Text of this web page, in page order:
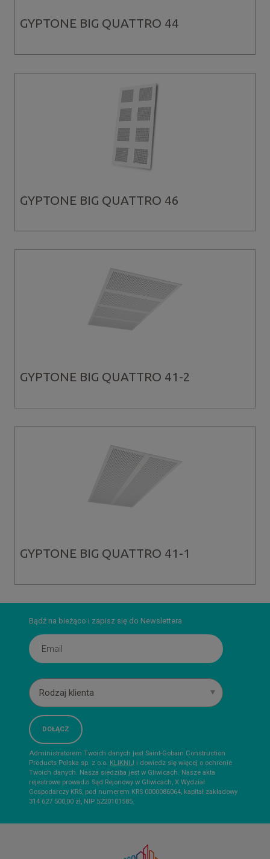
GYPTONE BIG QUATTRO 44
GYPTONE BIG QUATTRO 46
GYPTONE BIG QUATTRO 41-2
GYPTONE BIG QUATTRO 41-1
Bądź na bieżąco i zapisz się do Newslettera
Rodzaj klienta
Administratorem Twoich danych jest Saint-Gobain Construction
Products Polska sp. z o.o. KLIKNIJ i dowiedz się więcej o ochronie
Twoich danych. Nasza siedziba jest w Gliwicach. Nasze akta
rejestrowe prowadzi Sąd Rejonowy w Gliwicach, X Wydział
Gospodarczy KRS, pod numerem KRS 0000086064, kapitał zakładowy
314 627 500,00 zł, NIP 5220101585.